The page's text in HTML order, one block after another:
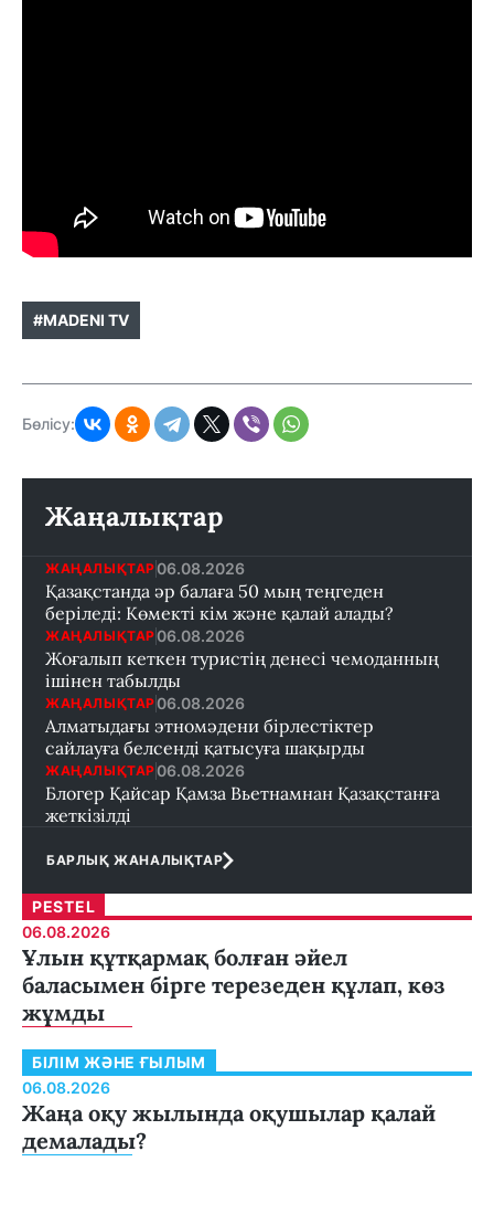
#MADENI TV
Бөлісу:
Жаңалықтар
ЖАҢАЛЫҚТАР 06.08.2026
Қазақстанда әр балаға 50 мың теңгеден
беріледі: Көмекті кім және қалай алады?
ЖАҢАЛЫҚТАР 06.08.2026
Жоғалып кеткен туристің денесі чемоданның
ішінен табылды
ЖАҢАЛЫҚТАР 06.08.2026
Алматыдағы этномәдени бірлестіктер
сайлауға белсенді қатысуға шақырды
ЖАҢАЛЫҚТАР 06.08.2026
Блогер Қайсар Қамза Вьетнамнан Қазақстанға
жеткізілді
БАРЛЫҚ ЖАНАЛЫҚТАР
PESTEL
06.08.2026
Ұлын құтқармақ болған әйел
баласымен бірге терезеден құлап, көз
жұмды
БІЛІМ ЖӘНЕ ҒЫЛЫМ
06.08.2026
Жаңа оқу жылында оқушылар қалай
демалады?